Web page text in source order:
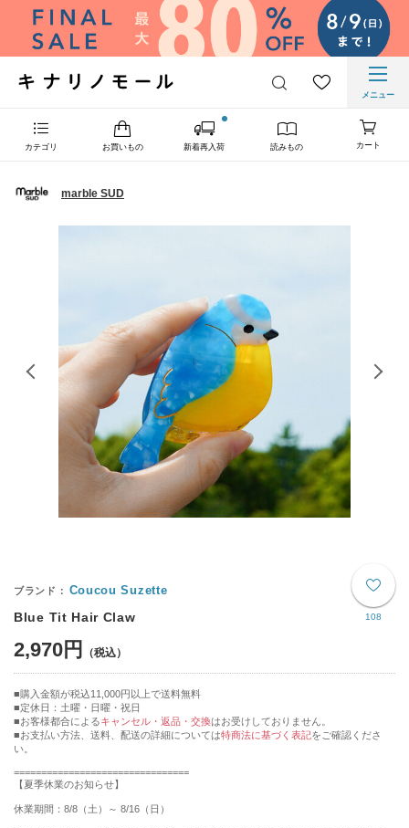
メニュー
カテゴリ お買いもの 新着再入荷 読みもの カート
marble SUD
108
Coucou Suzette
Blue Tit Hair Claw
2,970円
購入金額が税込11,000円以上で送料無料
定休日：土曜・日曜・祝日
■お客様都合によるキャンセル・返品・交換はお受けしておりません。
■お支払い方法、送料、配送の詳細については特商法に基づく表記をご確認くださ
い。
================================
【夏季休業のお知らせ】
休業期間：8/8（土）～ 8/16（日）